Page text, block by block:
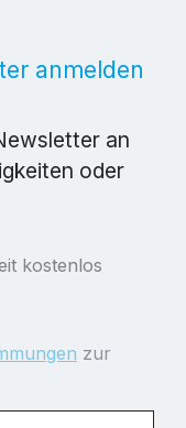
anmelden
an
oder
kostenlos
zur